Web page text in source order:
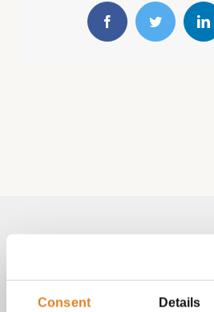
Consent Details
FacebookTwitter
Aangepast met